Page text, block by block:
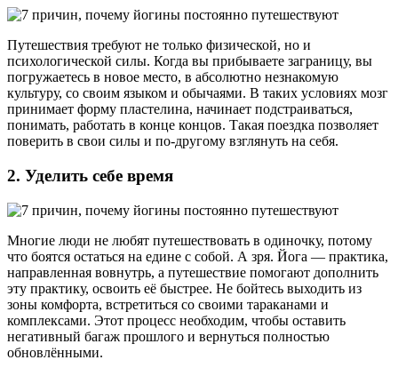
Путешествия требуют не только физической, но и
психологической силы. Когда вы прибываете заграницу, вы
погружаетесь в новое место, в абсолютно незнакомую
культуру, со своим языком и обычаями. В таких условиях мозг
принимает форму пластелина, начинает подстраиваться,
понимать, работать в конце концов. Такая поездка позволяет
поверить в свои силы и по-другому взглянуть на себя.
2. Уделить себе время
Многие люди не любят путешествовать в одиночку, потому
что боятся остаться на едине с собой. А зря. Йога — практика,
направленная вовнутрь, а путешествие помогают дополнить
эту практику, освоить её быстрее. Не бойтесь выходить из
зоны комфорта, встретиться со своими тараканами и
комплексами. Этот процесс необходим, чтобы оставить
негативный багаж прошлого и вернуться полностью
обновлёнными.